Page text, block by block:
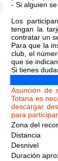
- Si alguien
Los
tengan la
contratar un
Para que la
club, el
que se indican
Si tienes
Asunción de
Totana es
descargar
para
Zona del
Distancia
Desnivel
Duración